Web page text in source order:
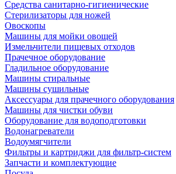
Средства санитарно-гигиенические
Стерилизаторы для ножей
Овоскопы
Машины для мойки овощей
Измельчители пищевых отходов
Прачечное оборудование
Гладильное оборудование
Машины стиральные
Машины сушильные
Аксессуары для прачечного оборудования
Машины для чистки обуви
Оборудование для водоподготовки
Водонагреватели
Водоумягчители
Фильтры и картриджи для фильтр-систем
Запчасти и комплектующие